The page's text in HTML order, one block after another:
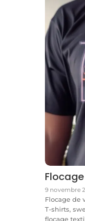
9 novembre
Flocage de
T-shirts,
flocage